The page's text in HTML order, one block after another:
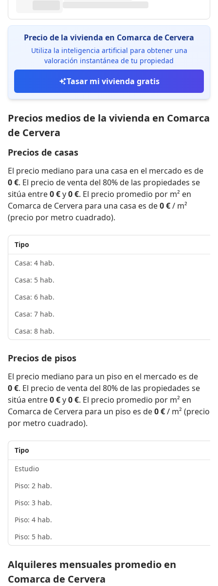
Precio de la vivienda en Comarca de Cervera
Utiliza la inteligencia artificial para obtener una
valoración instantánea de tu propiedad
Tasar mi vivienda gratis
Precios medios de la vivienda en Comarca
de Cervera
Precios de casas
El precio mediano para una casa en el mercado es de
0 €. El precio de venta del 80% de las propiedades se
sitúa entre0 €y0 €. El precio promedio por m² en
Comarca de Cervera para una casa es de0 €/ m²
(precio por metro cuadrado).
Tipo
Casa: 4 hab.
Casa: 5 hab.
Casa: 6 hab.
Casa: 7 hab.
Casa: 8 hab.
Precios de pisos
El precio mediano para un piso en el mercado es de
0 €. El precio de venta del 80% de las propiedades se
sitúa entre0 €y0 €. El precio promedio por m² en
Comarca de Cervera para un piso es de0 €/ m² (precio
por metro cuadrado).
Tipo
Estudio
Piso: 2 hab.
Piso: 3 hab.
Piso: 4 hab.
Piso: 5 hab.
Alquileres mensuales promedio en
Comarca de Cervera